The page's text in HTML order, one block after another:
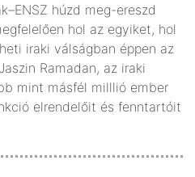
húzd meg-ereszd
hol az egyiket, hol
iraki válságban éppen az
Ramadan, az iraki
mint másfél milllió ember
elrendelőit és fenntartóit